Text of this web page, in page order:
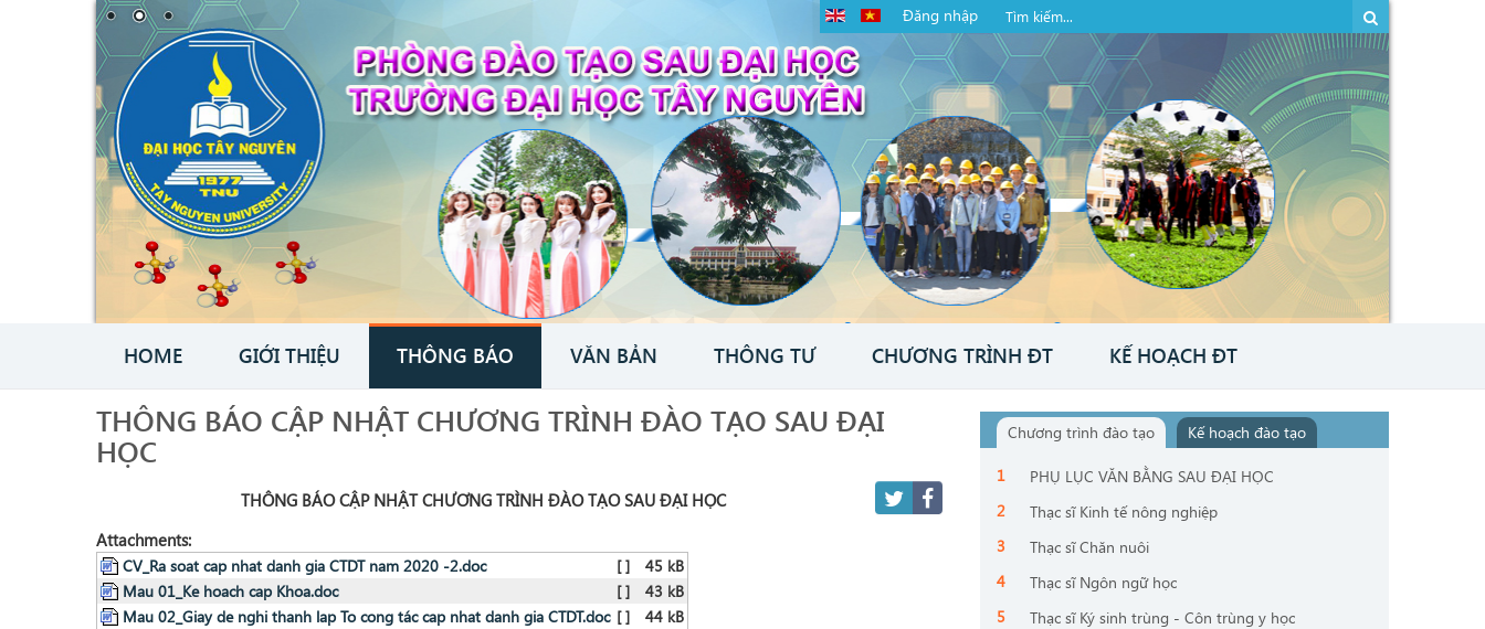
Đăng nhập
HOME GIỚI THIỆU THÔNG BÁO VĂN BẢN THÔNG TƯ CHƯƠNG TRÌNH ĐT KẾ HOẠCH ĐT
THÔNG BÁO CẬP NHẬT CHƯƠNG TRÌNH ĐÀO TẠO SAU ĐẠI
HỌC
THÔNG BÁO CẬP NHẬT CHƯƠNG TRÌNH ĐÀO TẠO SAU ĐẠI HỌC
Attachments:
CV_Ra soat cap nhat danh gia CTDT nam 2020 -2.doc [ ]
45 kB
Mau 01_Ke hoach cap Khoa.doc
[ ]
43 kB
Mau 02_Giay de nghi thanh lap To cong tác cap nhat danh gia CTDT.doc [ ]
44 kB
Chương trình đào tạo Kế hoạch đào tạo
PHỤ LỤC VĂN BẰNG SAU ĐẠI HỌC
Thạc sĩ Kinh tế nông nghiệp
Thạc sĩ Chăn nuôi
Thạc sĩ Ngôn ngữ học
Thạc sĩ Ký sinh trùng - Côn trùng y học